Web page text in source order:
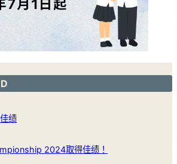
绩
2024取得佳绩！